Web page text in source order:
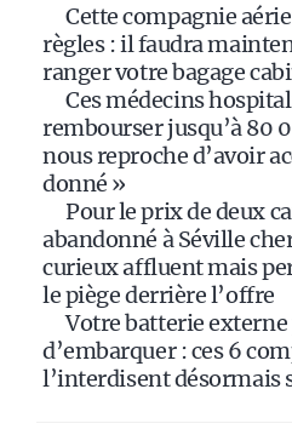
Cette compagnie
règles : il faudra
ranger votre bagage
Ces médecins
rembourser jusqu’à 80
nous reproche d’avoir
donné »
Pour le prix de deux
abandonné à Séville
curieux affluent mais
le piège derrière l’offre
Votre batterie
d’embarquer : ces 6
l’interdisent désormais